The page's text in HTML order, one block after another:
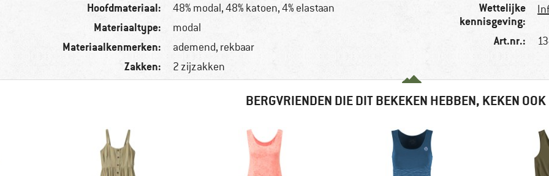
Hoofdmateriaal: 48% modal, 48% katoen, 4% elastaan
Materiaaltype: modal
Materiaalkenmerken: ademend, rekbaar
Zakken: 2 zijzakken
Wettelijke
kennisgeving:
Art.nr.:
BERGVRIENDEN DIE DIT BEKEKEN HEBBEN, KEKEN OOK